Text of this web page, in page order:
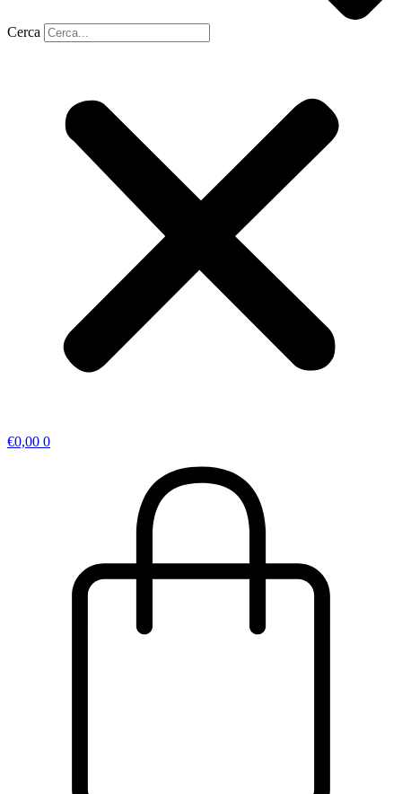
Cerca
€0,00 0